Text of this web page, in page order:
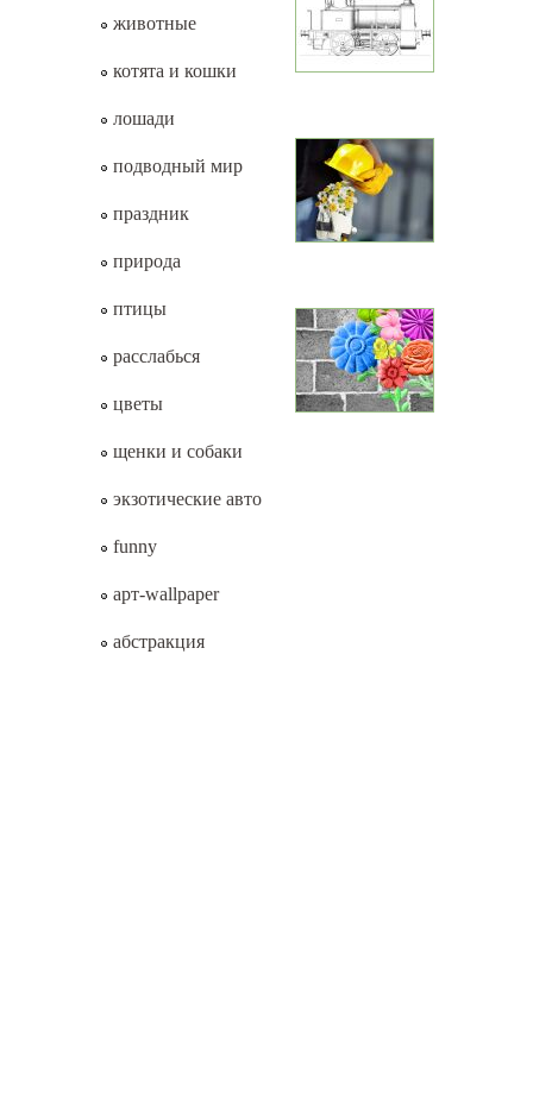
животные
котята и кошки
лошади
подводный мир
праздник
природа
птицы
расслабься
цветы
щенки и собаки
экзотические авто
funny
арт-wallpaper
абстракция